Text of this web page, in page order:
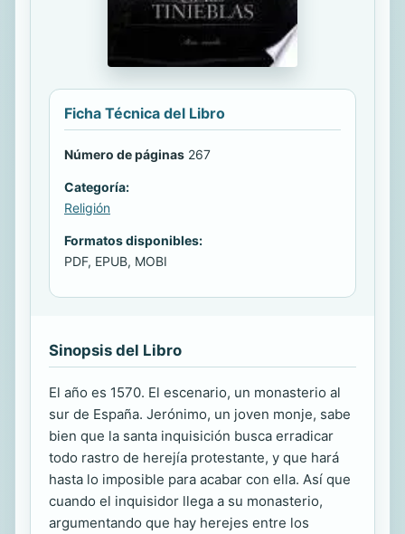
Ficha Técnica del Libro
Número de páginas 267
Categoría:
Religión
Formatos disponibles:
PDF, EPUB, MOBI
Sinopsis del Libro
El año es 1570. El escenario, un monasterio al
sur de España. Jerónimo, un joven monje, sabe
bien que la santa inquisición busca erradicar
todo rastro de herejía protestante, y que hará
hasta lo imposible para acabar con ella. Así que
cuando el inquisidor llega a su monasterio,
argumentando que hay herejes entre los